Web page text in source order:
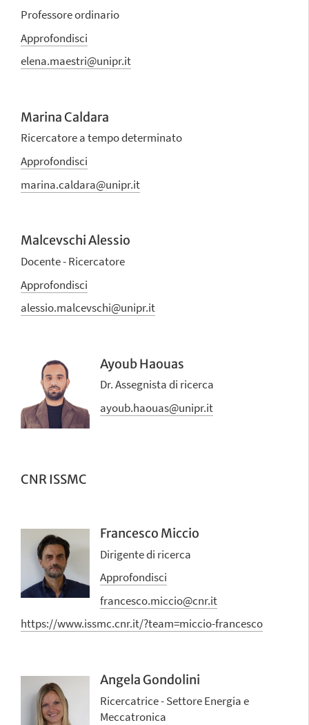
Professore ordinario
Approfondisci
elena.maestri@unipr.it
Marina Caldara
Ricercatore a tempo determinato
Approfondisci
marina.caldara@unipr.it
Malcevschi Alessio
Docente - Ricercatore
Approfondisci
alessio.malcevschi@unipr.it
Ayoub Haouas
Dr. Assegnista di ricerca
ayoub.haouas@unipr.it
CNR ISSMC
Francesco Miccio
Dirigente di ricerca
Approfondisci
francesco.miccio@cnr.it
https://www.issmc.cnr.it/?team=miccio-francesco
Angela Gondolini
Ricercatrice - Settore Energia e
Meccatronica